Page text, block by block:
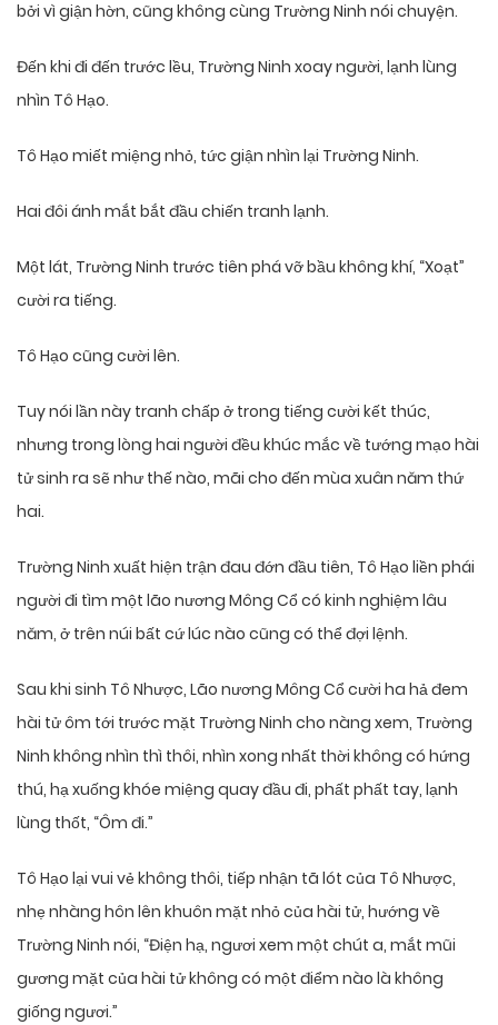
bởi vì giận hờn, cũng không cùng Trường Ninh nói chuyện.
Đến khi đi đến trước lều, Trường Ninh xoay người, lạnh lùng
nhìn Tô Hạo.
Tô Hạo miết miệng nhỏ, tức giận nhìn lại Trường Ninh.
Hai đôi ánh mắt bắt đầu chiến tranh lạnh.
Một lát, Trường Ninh trước tiên phá vỡ bầu không khí, “Xoạt”
cười ra tiếng.
Tô Hạo cũng cười lên.
Tuy nói lần này tranh chấp ở trong tiếng cười kết thúc,
nhưng trong lòng hai người đều khúc mắc về tướng mạo hài
tử sinh ra sẽ như thế nào, mãi cho đến mùa xuân năm thứ
hai.
Trường Ninh xuất hiện trận đau đớn đầu tiên, Tô Hạo liền phái
người đi tìm một lão nương Mông Cổ có kinh nghiệm lâu
năm, ở trên núi bất cứ lúc nào cũng có thể đợi lệnh.
Sau khi sinh Tô Nhược, Lão nương Mông Cổ cười ha hả đem
hài tử ôm tới trước mặt Trường Ninh cho nàng xem, Trường
Ninh không nhìn thì thôi, nhìn xong nhất thời không có hứng
thú, hạ xuống khóe miệng quay đầu đi, phất phất tay, lạnh
lùng thốt, “Ôm đi.”
Tô Hạo lại vui vẻ không thôi, tiếp nhận tã lót của Tô Nhược,
nhẹ nhàng hôn lên khuôn mặt nhỏ của hài tử, hướng về
Trường Ninh nói, “Điện hạ, ngươi xem một chút a, mắt mũi
gương mặt của hài tử không có một điểm nào là không
giống ngươi.”